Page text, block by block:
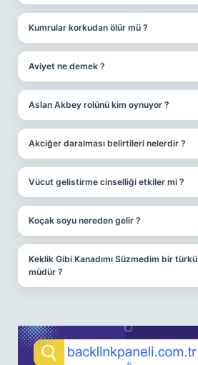
Kumrular korkudan ölür mü ?
Aviyet ne demek ?
Aslan Akbey rolünü kim oynuyor ?
Akciğer daralması belirtileri nelerdir ?
Vücut gelistirme cinselliği etkiler mi ?
Koçak soyu nereden gelir ?
Keklik Gibi Kanadımı Süzmedim bir türkü
müdür ?